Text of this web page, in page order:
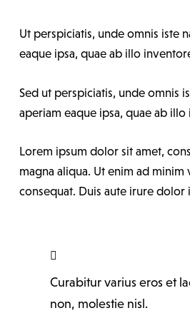
Ut perspiciatis, unde omnis iste
eaque ipsa, quae ab illo
Sed ut perspiciatis, unde omnis
aperiam eaque ipsa, quae ab
Lorem ipsum dolor sit amet,
magna aliqua. Ut enim ad
consequat. Duis aute irure
Curabitur varius eros et
non, molestie nisl.